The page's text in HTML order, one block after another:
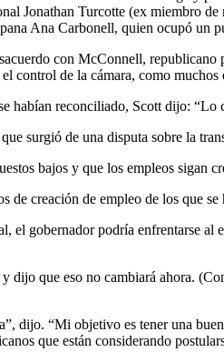
Jonathan Turcotte (ex miembro
Ana Carbonell, quien ocupó un
con McConnell,
control de la cámara, como muchos
habían reconciliado, Scott dijo:
surgió de una disputa sobre la
bajos y que los empleos sigan
de creación de empleo de los que
el gobernador podría enfrentarse
dijo que eso no cambiará ahora.
dijo. “Mi objetivo es tener una
que están considerando